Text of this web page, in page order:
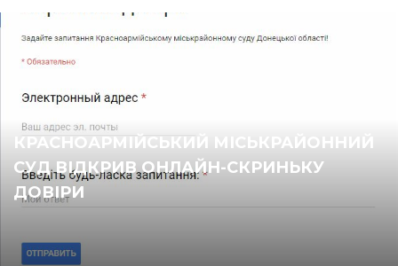
КРАСНОАРМІЙСЬКИЙ МІСЬКРАЙОННИЙ
СУД ВІДКРИВ ОНЛАЙН-СКРИНЬКУ
ДОВІРИ